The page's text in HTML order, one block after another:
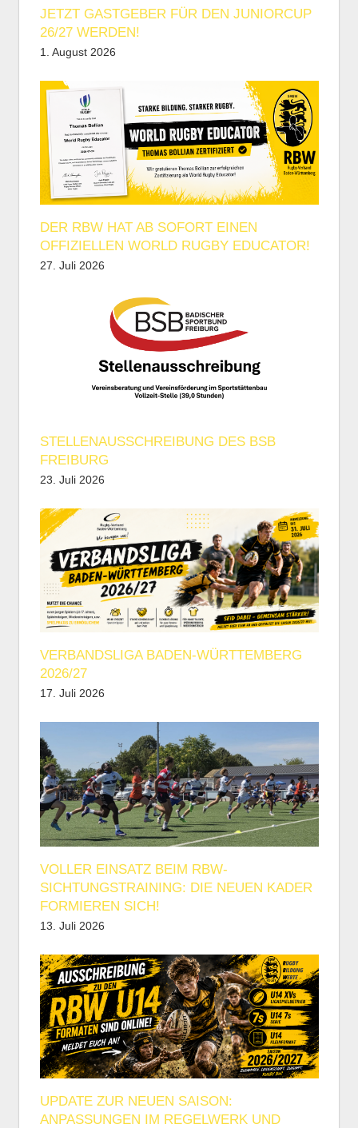
JETZT GASTGEBER FÜR DEN JUNIORCUP
26/27 WERDEN!
1. August 2026
DER RBW HAT AB SOFORT EINEN
OFFIZIELLEN WORLD RUGBY EDUCATOR!
27. Juli 2026
STELLENAUSSCHREIBUNG DES BSB
FREIBURG
23. Juli 2026
VERBANDSLIGA BADEN-WÜRTTEMBERG
2026/27
17. Juli 2026
VOLLER EINSATZ BEIM RBW-
SICHTUNGSTRAINING: DIE NEUEN KADER
FORMIEREN SICH!
13. Juli 2026
UPDATE ZUR NEUEN SAISON:
ANPASSUNGEN IM REGELWERK UND